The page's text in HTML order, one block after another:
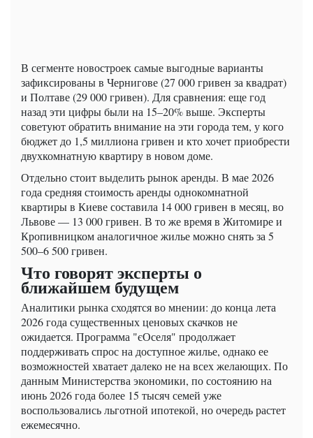
В сегменте новостроек самые выгодные варианты
зафиксированы в Чернигове (27 000 гривен за квадрат)
и Полтаве (29 000 гривен). Для сравнения: еще год
назад эти цифры были на 15–20% выше. Эксперты
советуют обратить внимание на эти города тем, у кого
бюджет до 1,5 миллиона гривен и кто хочет приобрести
двухкомнатную квартиру в новом доме.
Отдельно стоит выделить рынок аренды. В мае 2026
года средняя стоимость аренды однокомнатной
квартиры в Киеве составила 14 000 гривен в месяц, во
Львове — 13 000 гривен. В то же время в Житомире и
Кропивницком аналогичное жилье можно снять за 5
500–6 500 гривен.
Что говорят эксперты о
ближайшем будущем
Аналитики рынка сходятся во мнении: до конца лета
2026 года существенных ценовых скачков не
ожидается. Программа "єОселя" продолжает
поддерживать спрос на доступное жилье, однако ее
возможностей хватает далеко не на всех желающих. По
данным Министерства экономики, по состоянию на
июнь 2026 года более 15 тысяч семей уже
воспользовались льготной ипотекой, но очередь растет
ежемесячно.